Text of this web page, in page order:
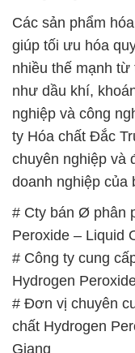
nghiệp và công
ty Hóa chất Đắc
chuyên nghiệp và
doanh nghiệp của
# Cty bán Ø phân
Peroxide – Liquid
# Công ty cung
Hydrogen
# Đơn vị chuyên
chất Hydrogen
Giang
# Đơn vị cung
Hydrogen
# Công ty cung
Hydrogen